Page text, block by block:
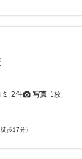
2件 写真 1枚
歩17分）